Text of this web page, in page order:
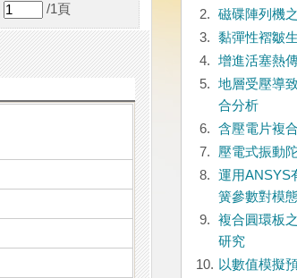
/1 頁
2.
磁碟陣列機
3.
黏彈性褶皺
4.
增進活塞熱
5.
地層受壓導
合分析
6.
含壓電片複
7.
壓電式振動
8.
運用ANSYS
簧參數對模
9.
複合圓環板
研究
10. 以數值模擬